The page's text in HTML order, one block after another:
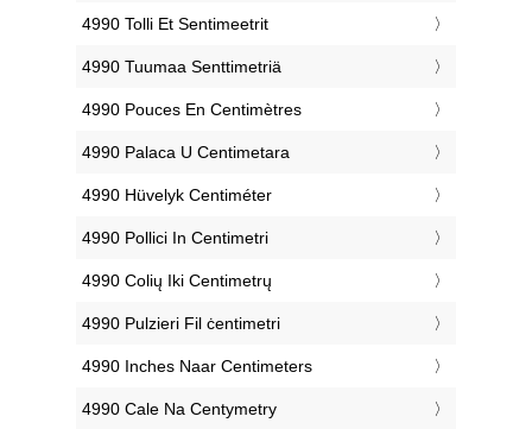
‎4990 Tolli Et Sentimeetrit
‎4990 Tuumaa Senttimetriä
‎4990 Pouces En Centimètres
‎4990 Palaca U Centimetara
‎4990 Hüvelyk Centiméter
‎4990 Pollici In Centimetri
‎4990 Colių Iki Centimetrų
‎4990 Pulzieri Fil ċentimetri
‎4990 Inches Naar Centimeters
‎4990 Cale Na Centymetry